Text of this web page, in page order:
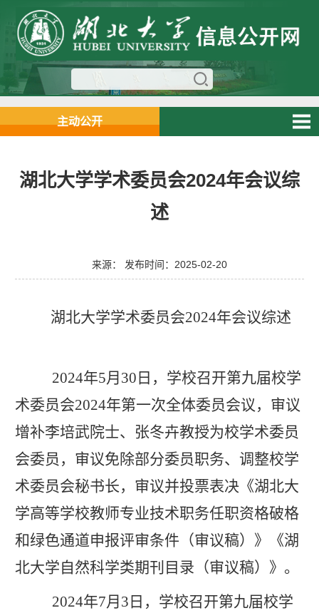
主动公开
湖北大学学术委员会2024年会议综
述
来源： 发布时间：2025-02-20
湖北大学学术委员会2024年会议综述
2024年5月30日，学校召开第九届校学
术委员会2024年第一次全体委员会议，审议
增补李培武院士、张冬卉教授为校学术委员
会委员，审议免除部分委员职务、调整校学
术委员会秘书长，审议并投票表决《湖北大
学高等学校教师专业技术职务任职资格破格
和绿色通道申报评审条件（审议稿）》《湖
北大学自然科学类期刊目录（审议稿）》。
2024年7月3日，学校召开第九届校学